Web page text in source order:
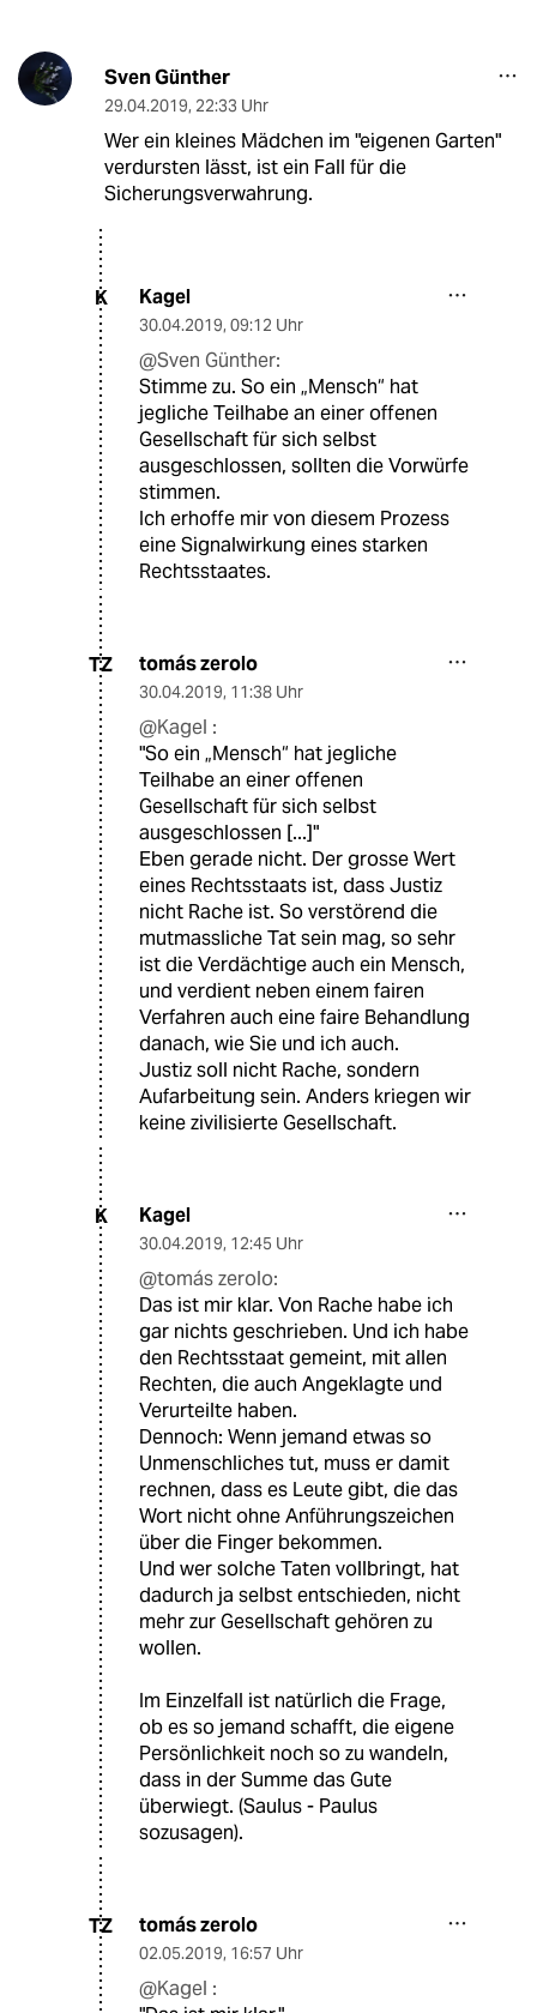
Sven Günther
29.04.2019, 22:33 Uhr
Wer ein kleines Mädchen im "eigenen Garten"
verdursten lässt, ist ein Fall für die
Sicherungsverwahrung.
K Kagel
30.04.2019, 09:12 Uhr
@Sven Günther:
Stimme zu. So ein „Mensch“ hat
jegliche Teilhabe an einer offenen
Gesellschaft für sich selbst
ausgeschlossen, sollten die Vorwürfe
stimmen.
Ich erhoffe mir von diesem Prozess
eine Signalwirkung eines starken
Rechtsstaates.
TZ tomás zerolo
30.04.2019, 11:38 Uhr
@Kagel :
"So ein „Mensch“ hat jegliche
Teilhabe an einer offenen
Gesellschaft für sich selbst
ausgeschlossen [...]"
Eben gerade nicht. Der grosse Wert
eines Rechtsstaats ist, dass Justiz
nicht Rache ist. So verstörend die
mutmassliche Tat sein mag, so sehr
ist die Verdächtige auch ein Mensch,
und verdient neben einem fairen
Verfahren auch eine faire Behandlung
danach, wie Sie und ich auch.
Justiz soll nicht Rache, sondern
Aufarbeitung sein. Anders kriegen wir
keine zivilisierte Gesellschaft.
K Kagel
30.04.2019, 12:45 Uhr
@tomás zerolo:
Das ist mir klar. Von Rache habe ich
gar nichts geschrieben. Und ich habe
den Rechtsstaat gemeint, mit allen
Rechten, die auch Angeklagte und
Verurteilte haben.
Dennoch: Wenn jemand etwas so
Unmenschliches tut, muss er damit
rechnen, dass es Leute gibt, die das
Wort nicht ohne Anführungszeichen
über die Finger bekommen.
Und wer solche Taten vollbringt, hat
dadurch ja selbst entschieden, nicht
mehr zur Gesellschaft gehören zu
wollen.
Im Einzelfall ist natürlich die Frage,
ob es so jemand schafft, die eigene
Persönlichkeit noch so zu wandeln,
dass in der Summe das Gute
überwiegt. (Saulus - Paulus
sozusagen).
TZ tomás zerolo
02.05.2019, 16:57 Uhr
@Kagel :